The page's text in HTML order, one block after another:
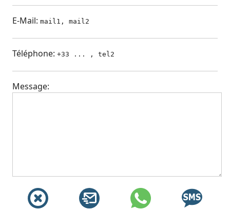
E-Mail: mail1, mail2
Téléphone: +33 ... , tel2
Message: